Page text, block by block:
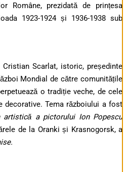
Române, prezidată de prințesa
1923-1924 și 1936-1938 sub
Scarlat, istoric, președinte
Mondial de către comunitățile
o tradiție veche, de cele
decorative.Tema războiului a fost
artistică a pictorului Ion Popescu
de la Oranki și Krasnogorsk, a